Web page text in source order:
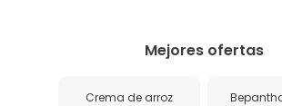
Mejores ofertas
Crema de arroz